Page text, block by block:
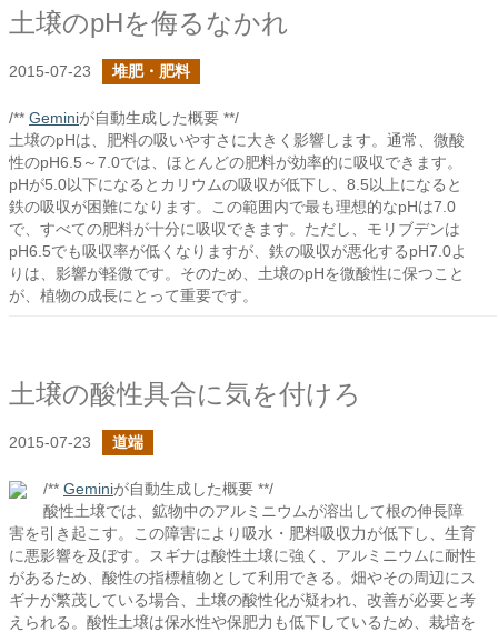
土壌のpHを侮るなかれ
2015-07-23 堆肥・肥料
/** Geminiが自動生成した概要 **/
土壌のpHは、肥料の吸いやすさに大きく影響します。通常、微酸
性のpH6.5～7.0では、ほとんどの肥料が効率的に吸収できます。
pHが5.0以下になるとカリウムの吸収が低下し、8.5以上になると
鉄の吸収が困難になります。この範囲内で最も理想的なpHは7.0
で、すべての肥料が十分に吸収できます。ただし、モリブデンは
pH6.5でも吸収率が低くなりますが、鉄の吸収が悪化するpH7.0よ
りは、影響が軽微です。そのため、土壌のpHを微酸性に保つこと
が、植物の成長にとって重要です。
土壌の酸性具合に気を付けろ
2015-07-23 道端
/** Geminiが自動生成した概要 **/
酸性土壌では、鉱物中のアルミニウムが溶出して根の伸長障
害を引き起こす。この障害により吸水・肥料吸収力が低下し、生育
に悪影響を及ぼす。スギナは酸性土壌に強く、アルミニウムに耐性
があるため、酸性の指標植物として利用できる。畑やその周辺にス
ギナが繁茂している場合、土壌の酸性化が疑われ、改善が必要と考
えられる。酸性土壌は保水性や保肥力も低下しているため、栽培を